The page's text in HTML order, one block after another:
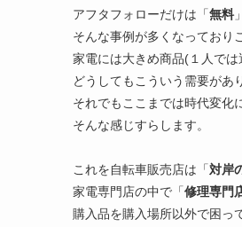
アフタフォローだけは「無料
そんな事例が多くなっており
家電には大きめ商品(１人で
どうしてもこういう需要があ
それでもここまでは時代変化
そんな感じすらします。
これを自転車販売店は「対岸
家電専門店の中で「修理専門
購入品を購入場所以外で困っ